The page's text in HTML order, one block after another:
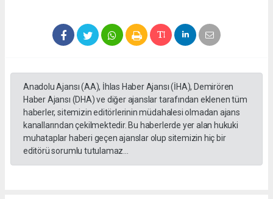
Anadolu Ajansı (AA), İhlas Haber Ajansı (İHA), Demirören
Haber Ajansı (DHA) ve diğer ajanslar tarafından eklenen tüm
haberler, sitemizin editörlerinin müdahalesi olmadan ajans
kanallarından çekilmektedir. Bu haberlerde yer alan hukuki
muhataplar haberi geçen ajanslar olup sitemizin hiç bir
editörü sorumlu tutulamaz...